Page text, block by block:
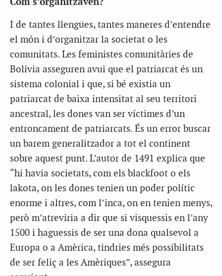
Com s’organitzaven?
I de tantes llengües, tantes maneres d’entendre
el món i d’organitzar la societat o les
comunitats. Les feministes comunitàries de
Bolívia asseguren avui que el patriarcat és un
sistema colonial i que, si bé existia un
patriarcat de baixa intensitat al seu territori
ancestral, les dones van ser víctimes d’un
entroncament de patriarcats. És un error buscar
un barem generalitzador a tot el continent
sobre aquest punt. L’autor de 1491 explica que
“hi havia societats, com els blackfoot o els
lakota, on les dones tenien un poder polític
enorme i altres, com l’inca, on en tenien menys,
però m’atreviria a dir que si visquessis en l’any
1500 i haguessis de ser una dona qualsevol a
Europa o a Amèrica, tindries més possibilitats
de ser feliç a les Amèriques”, assegura